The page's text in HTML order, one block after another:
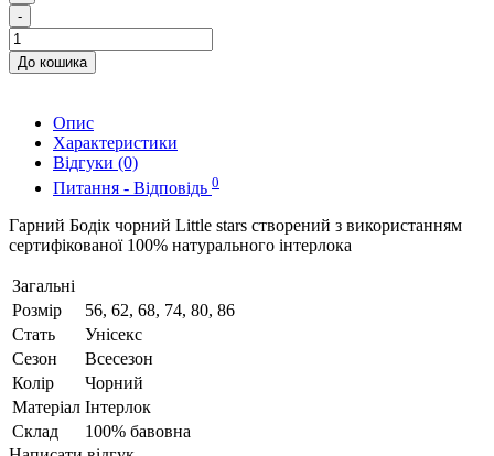
-
До кошика
Опис
Характеристики
Відгуки (0)
Питання - Відповідь 0
Гарний Бодік чорний Little stars створений з використанням
сертифікованої 100% натурального інтерлока
Загальні
Розмір
56, 62, 68, 74, 80, 86
Стать
Унісекс
Сезон
Всесезон
Колір
Чорний
Матеріал Інтерлок
Склад
100% бавовна